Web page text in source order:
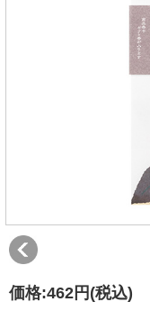
価格:462円 (税込)